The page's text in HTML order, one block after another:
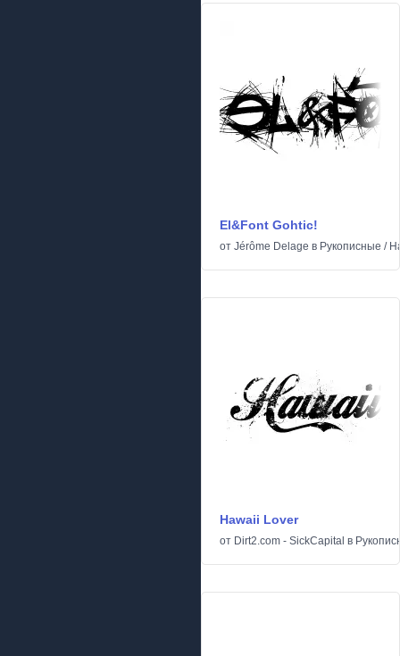
El&Font Gohtic!
от Jérôme Delage в Рукописные /
Hawaii Lover
от Dirt2.com - SickCapital в